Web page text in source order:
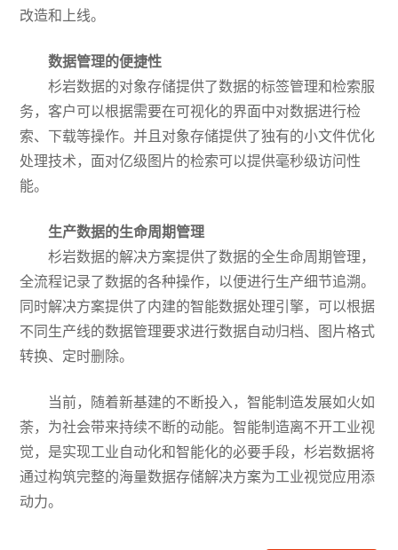
改造和上线。
数据管理的便捷性
杉岩数据的对象存储提供了数据的标签管理和检索服
务，客户可以根据需要在可视化的界面中对数据进行检
索、下载等操作。并且对象存储提供了独有的小文件优化
处理技术，面对亿级图片的检索可以提供毫秒级访问性
能。
生产数据的生命周期管理
杉岩数据的解决方案提供了数据的全生命周期管理，
全流程记录了数据的各种操作，以便进行生产细节追溯。
同时解决方案提供了内建的智能数据处理引擎，可以根据
不同生产线的数据管理要求进行数据自动归档、图片格式
转换、定时删除。
当前，随着新基建的不断投入，智能制造发展如火如
荼，为社会带来持续不断的动能。智能制造离不开工业视
觉，是实现工业自动化和智能化的必要手段，杉岩数据将
通过构筑完整的海量数据存储解决方案为工业视觉应用添
动力。